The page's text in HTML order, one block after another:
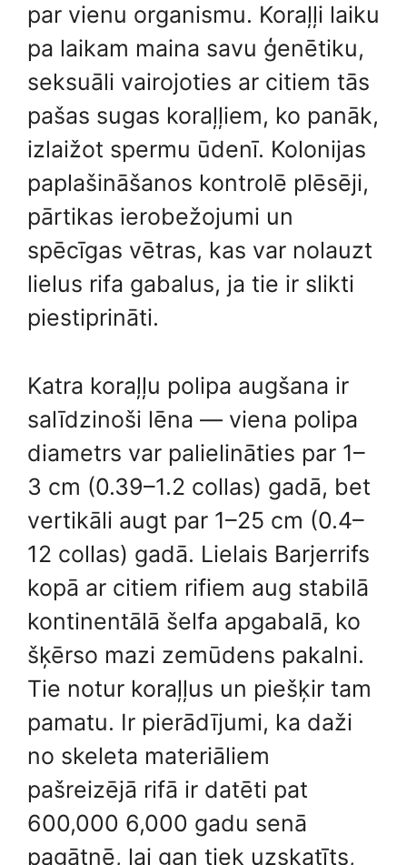
par vienu organismu. Koraļļi laiku
pa laikam maina savu ģenētiku,
seksuāli vairojoties ar citiem tās
pašas sugas koraļļiem, ko panāk,
izlaižot spermu ūdenī. Kolonijas
paplašināšanos kontrolē plēsēji,
pārtikas ierobežojumi un
spēcīgas vētras, kas var nolauzt
lielus rifa gabalus, ja tie ir slikti
piestiprināti.
Katra koraļļu polipa augšana ir
salīdzinoši lēna — viena polipa
diametrs var palielināties par 1–
3 cm (0.39–1.2 collas) gadā, bet
vertikāli augt par 1–25 cm (0.4–
12 collas) gadā. Lielais Barjerrifs
kopā ar citiem rifiem aug stabilā
kontinentālā šelfa apgabalā, ko
šķērso mazi zemūdens pakalni.
Tie notur koraļļus un piešķir tam
pamatu. Ir pierādījumi, ka daži
no skeleta materiāliem
pašreizējā rifā ir datēti pat
600,000 6,000 gadu senā
pagātnē, lai gan tiek uzskatīts,